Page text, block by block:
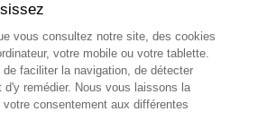
Portillon aluminium
493,86 €
Gestion du
vous consultez notre site, des cookies
votre mobile ou votre tablette.
faciliter la navigation, de détecter
d'y remédier. Nous vous laissons la
consentement aux différentes
Axeptio consent